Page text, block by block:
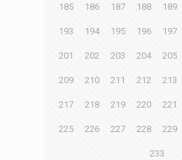
185 186 187 188 189
193 194 195 196 197
201 202 203 204 205
209 210 211 212 213
217 218 219 220 221
225 226 227 228 229
233